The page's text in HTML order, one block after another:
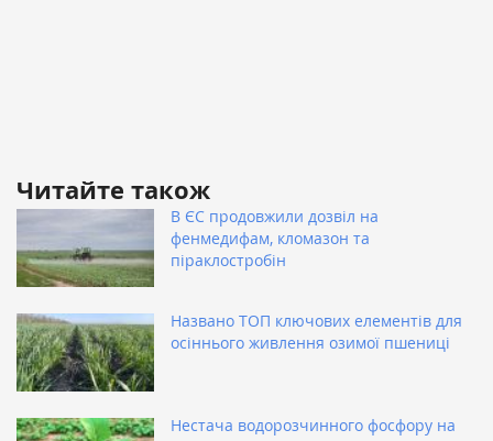
Читайте також
В ЄС продовжили дозвіл на
фенмедифам, кломазон та
піраклостробін
Названо ТОП ключових елементів для
осіннього живлення озимої пшениці
Нестача водорозчинного фосфору на